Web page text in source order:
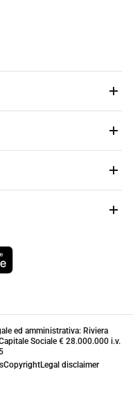
ed amministrativa: Riviera
Sociale € 28.000.000 i.v.
CopyrightLegal disclaimer